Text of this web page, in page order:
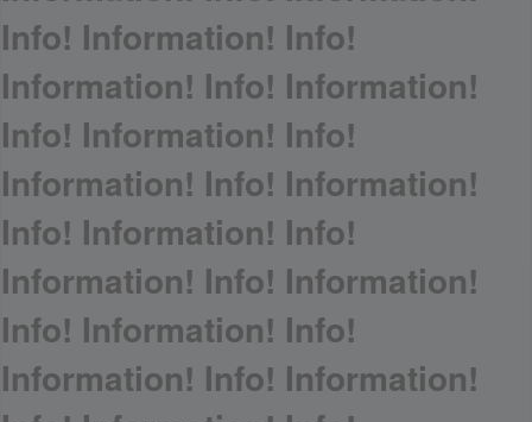
Info! Information! Info!
Information! Info! Information!
Info! Information! Info!
Information! Info! Information!
Info! Information! Info!
Information! Info! Information!
Info! Information! Info!
Information! Info! Information!